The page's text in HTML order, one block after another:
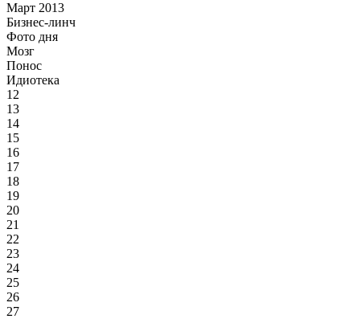
Март 2013
Бизнес-линч
Фото дня
Мозг
Понос
Идиотека
12
13
14
15
16
17
18
19
20
21
22
23
24
25
26
27